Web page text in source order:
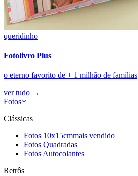
queridinho
Fotolivro Plus
o eterno favorito de + 1 milhão de famílias
ver tudo →
Fotos
Clássicas
Fotos 10x15cmmais vendido
Fotos Quadradas
Fotos Autocolantes
Retrôs